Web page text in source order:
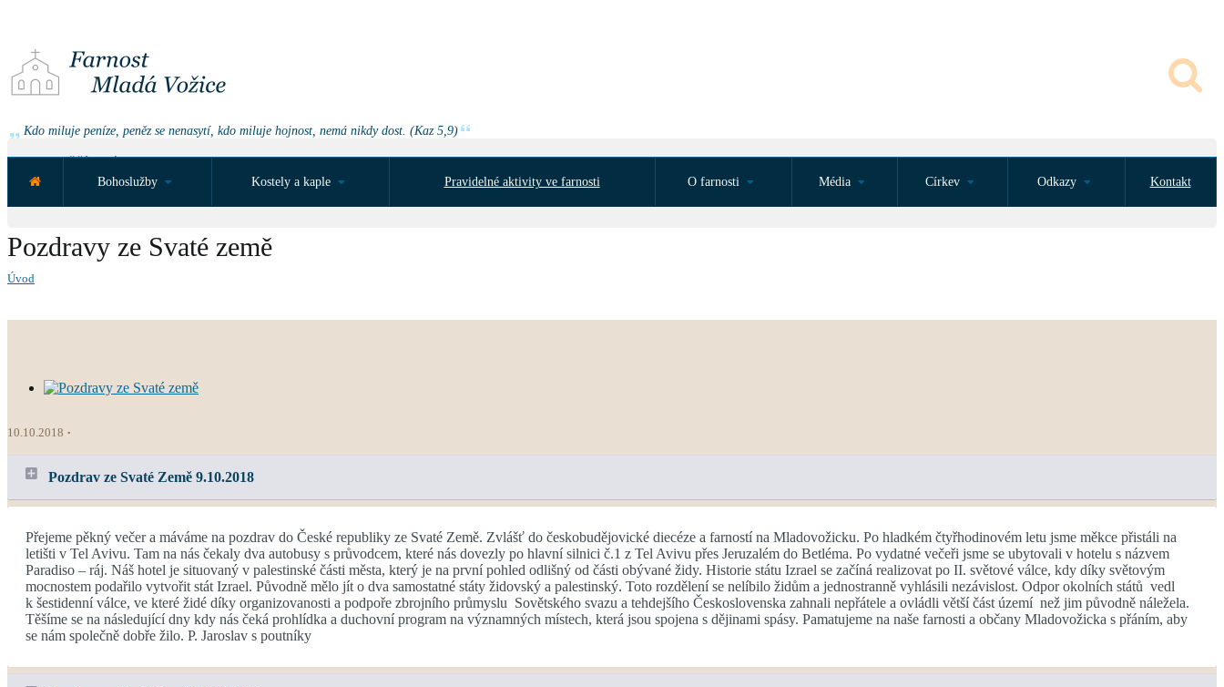
Kdo miluje peníze, peněz se nenasytí, kdo miluje hojnost, nemá nikdy dost. (Kaz 5,9)
Bohoslužby
Kostely a kaple Pravidelné aktivity ve farnosti O farnosti Média Církev Odkazy Kontakt
Pozdravy ze Svaté země
Úvod
10.10.2018
Pozdrav ze Svaté Země 9.10.2018
Přejeme pěkný večer a máváme na pozdrav do České republiky ze Svaté Země. Zvlášť do českobudějovické diecéze a farností na Mladovožicku. Po hladkém čtyřhodinovém letu jsme měkce přistáli na
letišti v Tel Avivu. Tam na nás čekaly dva autobusy s průvodcem, které nás dovezly po hlavní silnici č.1 z Tel Avivu přes Jeruzalém do Betléma. Po vydatné večeři jsme se ubytovali v hotelu s názvem
Paradiso – ráj. Náš hotel je situovaný v palestinské části města, který je na první pohled odlišný od části obývané židy. Historie státu Izrael se začíná realizovat po II. světové válce, kdy díky světovým
mocnostem podařilo vytvořit stát Izrael. Původně mělo jít o dva samostatné státy židovský a palestinský. Toto rozdělení se nelíbilo židům a jednostranně vyhlásili nezávislost. Odpor okolních států vedl
k šestidenní válce, ve které židé díky organizovanosti a podpoře zbrojního průmyslu Sovětského svazu a tehdejšího Československa zahnali nepřátele a ovládli větší část území než jim původně náležela.
Těšíme se na následující dny kdy nás čeká prohlídka a duchovní program na významných místech, která jsou spojena s dějinami spásy. Pamatujeme na naše farnosti a občany Mladovožicka s přáním, aby
se nám společně dobře žilo. P. Jaroslav s poutníky